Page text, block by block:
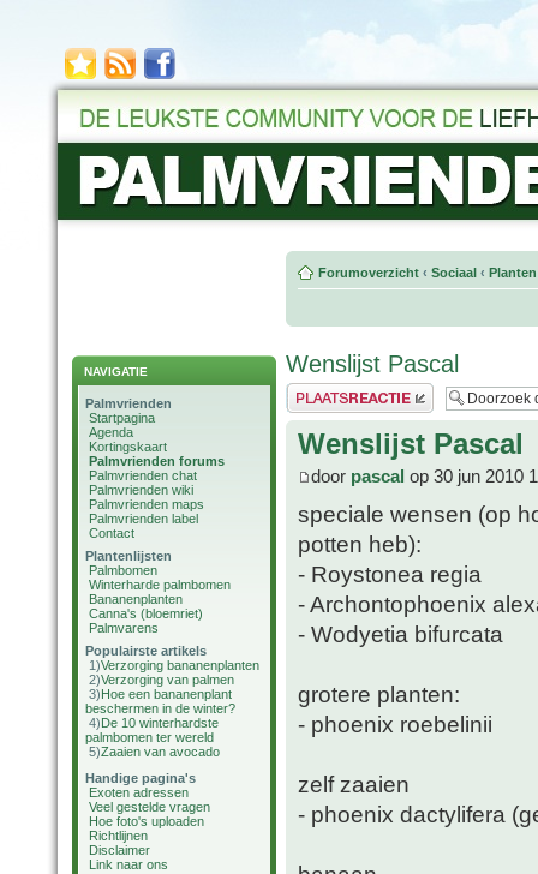
NAVIGATIE
Palmvrienden
Startpagina
Agenda
Kortingskaart
Palmvrienden forums
Palmvrienden chat
Palmvrienden wiki
Palmvrienden maps
Palmvrienden label
Contact
Plantenlijsten
Palmbomen
Winterharde palmbomen
Bananenplanten
Canna's (bloemriet)
Palmvarens
Populairste artikels
1)Verzorging bananenplanten
2)Verzorging van palmen
3)Hoe een bananenplant
beschermen in de winter?
4)De 10 winterhardste
palmbomen ter wereld
5)Zaaien van avocado
Handige pagina's
Exoten adressen
Veel gestelde vragen
Hoe foto's uploaden
Richtlijnen
Disclaimer
Link naar ons
Forumoverzicht ‹ Sociaal ‹
Wenslijst Pascal
Plaats een reactie
Wenslijst Pascal
door pascal op 30 jun 2010
speciale wensen (op
potten heb):
- Roystonea regia
- Archontophoenix
- Wodyetia bifurcata
grotere planten:
- phoenix roebelinii
zelf zaaien
- phoenix dactylifera